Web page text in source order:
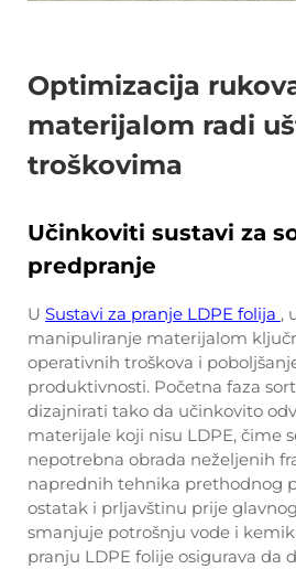
Optimizacija
materijalom radi
troškovima
Učinkoviti sustavi za
predpranje
U Sustavi za pranje LDPE folija ,
manipuliranje materijalom
operativnih troškova i
produktivnosti. Početna faza
dizajnirati tako da učinkovito
materijale koji nisu LDPE, čime
nepotrebna obrada neželjenih
naprednih tehnika prethodnog
ostatak i prljavštinu prije
smanjuje potrošnju vode i
pranju LDPE folije osigurava da